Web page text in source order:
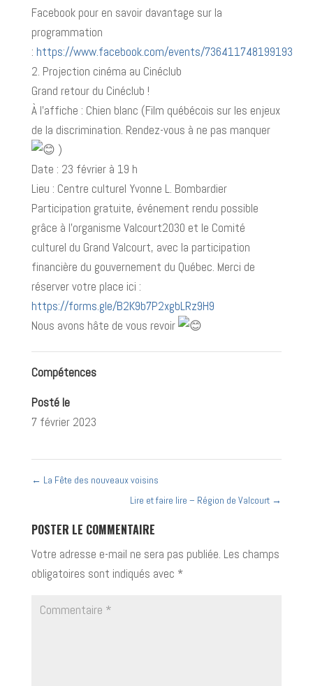
Facebook pour en savoir davantage sur la
programmation
: https://www.facebook.com/events/736411748199193
2. Projection cinéma au Cinéclub
Grand retour du Cinéclub !
À l’affiche : Chien blanc (Film québécois sur les enjeux
de la discrimination. Rendez-vous à ne pas manquer
)
Date : 23 février à 19 h
Lieu : Centre culturel Yvonne L. Bombardier
Participation gratuite, événement rendu possible
grâce à l’organisme Valcourt2030 et le Comité
culturel du Grand Valcourt, avec la participation
financière du gouvernement du Québec. Merci de
réserver votre place ici :
https://forms.gle/B2K9b7P2xgbLRz9H9
Nous avons hâte de vous revoir
Compétences
Posté le
7 février 2023
← La Fête des nouveaux voisins
Lire et faire lire – Région de Valcourt →
POSTER LE COMMENTAIRE
Votre adresse e-mail ne sera pas publiée. Les champs
obligatoires sont indiqués avec *